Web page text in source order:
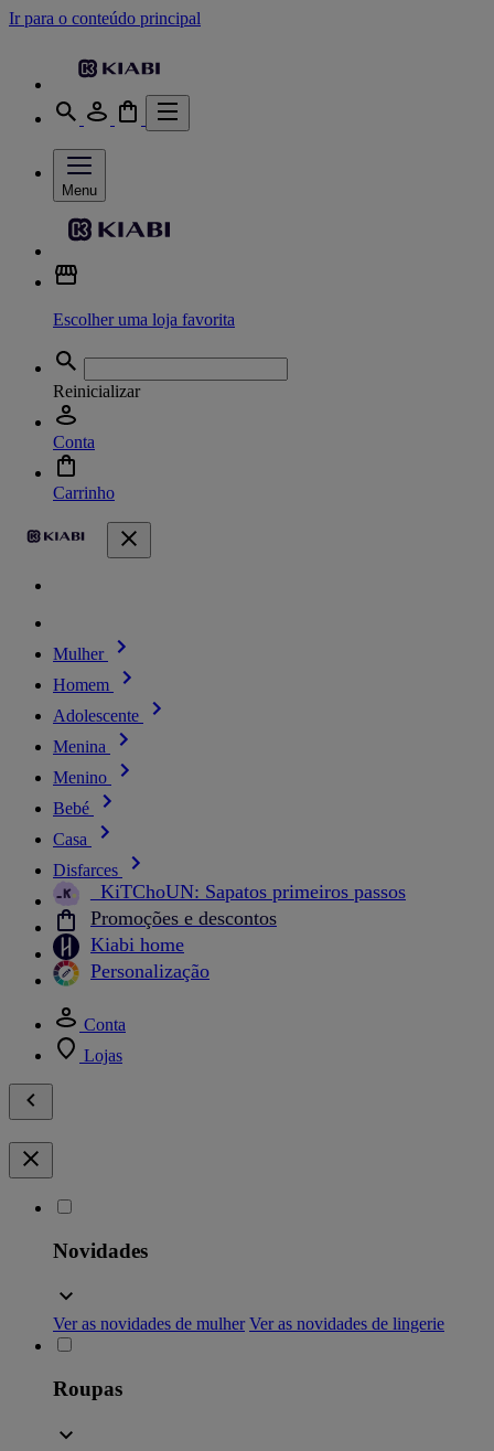
Ir para o conteúdo principal
Menu
Escolher uma loja favorita
Reinicializar
Conta
Carrinho
Mulher
Homem
Adolescente
Menina
Menino
Bebé
Casa
Disfarces
_KiTChoUN: Sapatos primeiros passos
Promoções e descontos
Kiabi home
Personalização
Conta
Lojas
Novidades
Ver as novidades de mulher Ver as novidades de lingerie
Roupas